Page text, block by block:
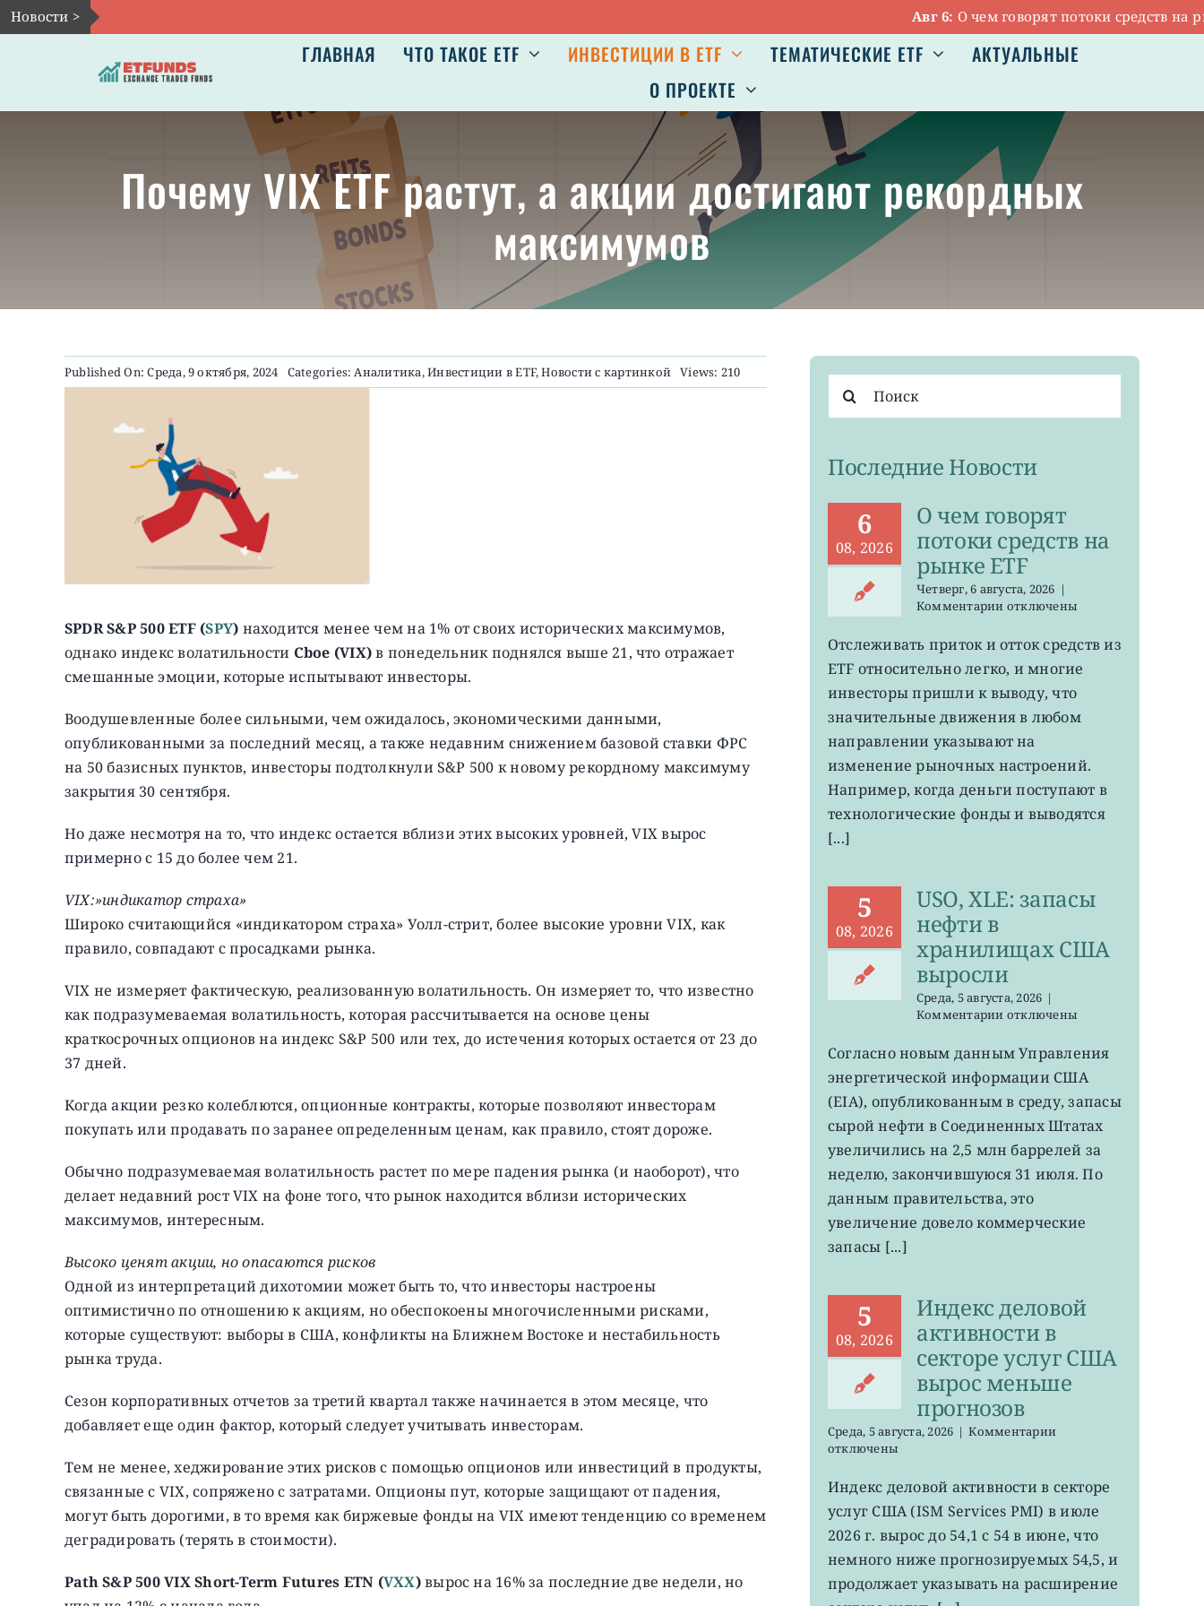
Skip
to
Новости > Авг 6:О чем говорят потоки средств на рынке
ГЛАВНАЯ ЧТО ТАКОЕ ETF ИНВЕСТИЦИИ В ETF ТЕМАТИЧЕСКИЕ ETF
АКТУАЛЬНЫЕ
О ПРОЕКТЕ
Почему VIX ETF растут, а акции достигают рекордных
максимумов
Published On: Среда, 9 октября, 2024 Categories:Аналитика,Инвестиции в ETF,Новости с картинкой Views: 210
SPDR S&P 500 ETF (SPY) находится менее чем на 1% от своих исторических максимумов,
однако индекс волатильности Cboe (VIX)в понедельник поднялся выше 21, что отражает
смешанные эмоции, которые испытывают инвесторы.
Воодушевленные более сильными, чем ожидалось, экономическими данными,
опубликованными за последний месяц, а также недавним снижением базовой ставки ФРС
на 50 базисных пунктов, инвесторы подтолкнули S&P 500 к новому рекордному максимуму
закрытия 30 сентября.
Но даже несмотря на то, что индекс остается вблизи этих высоких уровней, VIX вырос
примерно с 15 до более чем 21.
VIX:»индикатор страха»
Широко считающийся «индикатором страха» Уолл-стрит, более высокие уровни VIX, как
правило, совпадают с просадками рынка.
VIX не измеряет фактическую, реализованную волатильность. Он измеряет то, что известно
как подразумеваемая волатильность, которая рассчитывается на основе цены
краткосрочных опционов на индекс S&P 500 или тех, до истечения которых остается от 23 до
37 дней.
Когда акции резко колеблются, опционные контракты, которые позволяют инвесторам
покупать или продавать по заранее определенным ценам, как правило, стоят дороже.
Обычно подразумеваемая волатильность растет по мере падения рынка (и наоборот), что
делает недавний рост VIX на фоне того, что рынок находится вблизи исторических
максимумов, интересным.
Высоко ценят акции, но опасаются рисков
Одной из интерпретаций дихотомии может быть то, что инвесторы настроены
оптимистично по отношению к акциям, но обеспокоены многочисленными рисками,
которые существуют: выборы в США, конфликты на Ближнем Востоке и нестабильность
рынка труда.
Сезон корпоративных отчетов за третий квартал также начинается в этом месяце, что
добавляет еще один фактор, который следует учитывать инвесторам.
Тем не менее, хеджирование этих рисков с помощью опционов или инвестиций в продукты,
связанные с VIX, сопряжено с затратами. Опционы пут, которые защищают от падения,
могут быть дорогими, в то время как биржевые фонды на VIX имеют тенденцию со временем
деградировать (терять в стоимости).
Path S&P 500 VIX Short-Term Futures ETN (VXX)вырос на 16% за последние две недели, но
поиска:
Последние Новости
6
08, 2026
О чем говорят
потоки средств на
рынке ETF
Четверг, 6 августа, 2026 |
Комментариик
О
говорят
потоки
средств
на
рынке
отключены
Отслеживать приток и отток средств из
ETF относительно легко, и многие
инвесторы пришли к выводу, что
значительные движения в любом
направлении указывают на
изменение рыночных настроений.
Например, когда деньги поступают в
технологические фонды и выводятся
[...]
5
08, 2026
USO, XLE: запасы
нефти в
хранилищах США
выросли
Среда, 5 августа, 2026 |
Комментариик
USO,
запасы
нефти
хранилищах
США
выросли
отключены
Согласно новым данным Управления
энергетической информации США
(EIA), опубликованным в среду, запасы
сырой нефти в Соединенных Штатах
увеличились на 2,5 млн баррелей за
неделю, закончившуюся 31 июля. По
данным правительства, это
увеличение довело коммерческие
запасы [...]
5
08, 2026
Индекс деловой
активности в
секторе услуг США
вырос меньше
прогнозов
Среда, 5 августа, 2026 | Комментариик
деловой
активности
в
секторе
США
вырос
отключены
Индекс деловой активности в секторе
услуг США (ISM Services PMI) в июле
2026 г. вырос до 54,1 с 54 в июне, что
немного ниже прогнозируемых 54,5, и
продолжает указывать на расширение